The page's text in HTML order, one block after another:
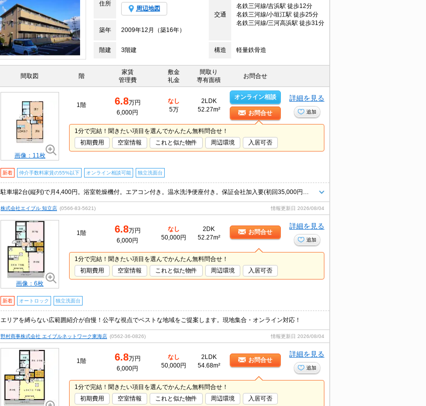
住所
周辺地図
交通
名鉄三河線/吉浜駅 徒歩12分
名鉄三河線/小垣江駅 徒歩25分
名鉄三河線/三河高浜駅 徒歩31分
築年
2009年12月（築16年）
階建 3階建 構造 軽量鉄骨造
間取図 階
家賃
管理費
敷金
礼金
間取り
専有面積
お問合せ
画像：11枚
1階 6.8万円
6,000円
なし
5万
2LDK
52.27m²
オンライン相談
お問合せ
詳細を見る
追加
1分で完結！聞きたい項目を選んでかんたん無料問合せ！
初期費用
空室情報 これと似た物件 周辺環境 入居可否
新着 仲介手数料家賃の55%以下 オンライン相談可能 独立洗面台
株式会社エイブル 知立店 (0566-83-5621) 情報更新日 2026/08/04
画像：6枚
1階 6.8万円
6,000円
なし
50,000円
2DK
52.27m²
お問合せ
詳細を見る
追加
1分で完結！聞きたい項目を選んでかんたん無料問合せ！
初期費用
空室情報 これと似た物件 周辺環境 入居可否
新着 オートロック 独立洗面台
エリアを縛らない広範囲紹介が自慢！公平な視点でベストな地域をご提案します。現地集合・オンライン対応！
野村商事株式会社 エイブルネットワーク東海店 (0562-36-0826) 情報更新日 2026/08/04
1階 6.8万円
6,000円
なし
50,000円
2LDK
54.68m²
お問合せ
詳細を見る
追加
1分で完結！聞きたい項目を選んでかんたん無料問合せ！
初期費用
空室情報 これと似た物件 周辺環境 入居可否